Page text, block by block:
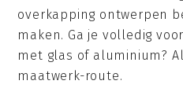
overkapping ontwerpen
maken. Ga je volledig
met glas of aluminium?
maatwerk-route.